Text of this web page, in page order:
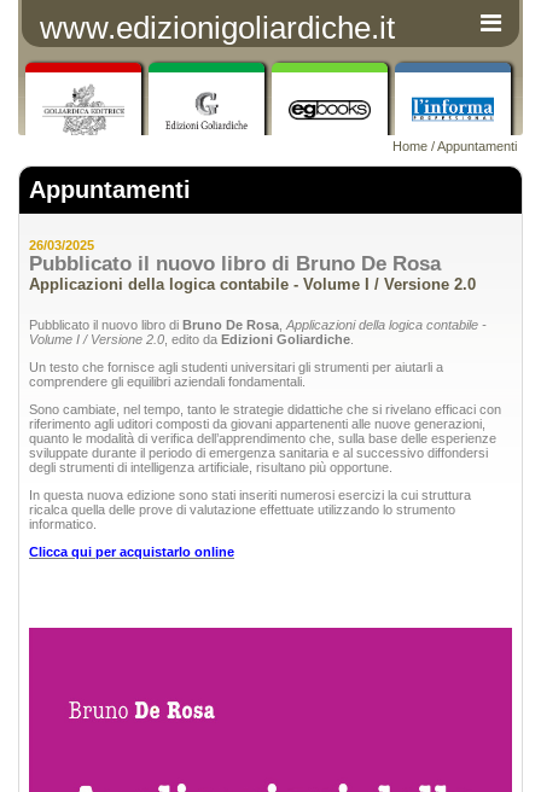
www.edizionigoliardiche.it
Home /Appuntamenti
Appuntamenti
26/03/2025
Pubblicato il nuovo libro di Bruno De Rosa
Applicazioni della logica contabile - Volume I / Versione 2.0
Pubblicato il nuovo libro di Bruno De Rosa Applicazioni della logica contabile -
Volume I / Versione 2.0 , edito da Edizioni Goliardiche
Un testo che fornisce agli studenti universitari gli strumenti per aiutarli a
comprendere gli equilibri aziendali fondamentali.
Sono cambiate, nel tempo, tanto le strategie didattiche che si rivelano efficaci con
riferimento agli uditori composti da giovani appartenenti alle nuove generazioni,
quanto le modalità di verifica dell’apprendimento che, sulla base delle esperienze
sviluppate durante il periodo di emergenza sanitaria e al successivo diffondersi
degli strumenti di intelligenza artificiale, risultano più opportune.
In questa nuova edizione sono stati inseriti numerosi esercizi la cui struttura
ricalca quella delle prove di valutazione effettuate utilizzando lo strumento
informatico.
Clicca qui per acquistarlo online